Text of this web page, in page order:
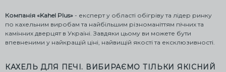
Компанія «Kahel Plus» - експерт у області обігріву та лідер ринку
по кахельним виробам та найбільшим різноманіттям пічних та
камінних дверцят в Україні. Завдяки цьому ви можете бути
впевненими у найкращій ціні, найвищій якості та ексклюзивності.
КАХЕЛЬ ДЛЯ ПЕЧІ. ВИБИРАЄМО ТІЛЬКИ ЯКІСНИЙ